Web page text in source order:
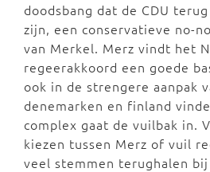
doodsbang dat de CDU
zijn, een conservatieve no-
van Merkel. Merz vindt het
regeerakkoord een goede
ook in de strengere aanpak
denemarken en finland
complex gaat de vuilbak in.
kiezen tussen Merz of vuil
veel stemmen terughalen